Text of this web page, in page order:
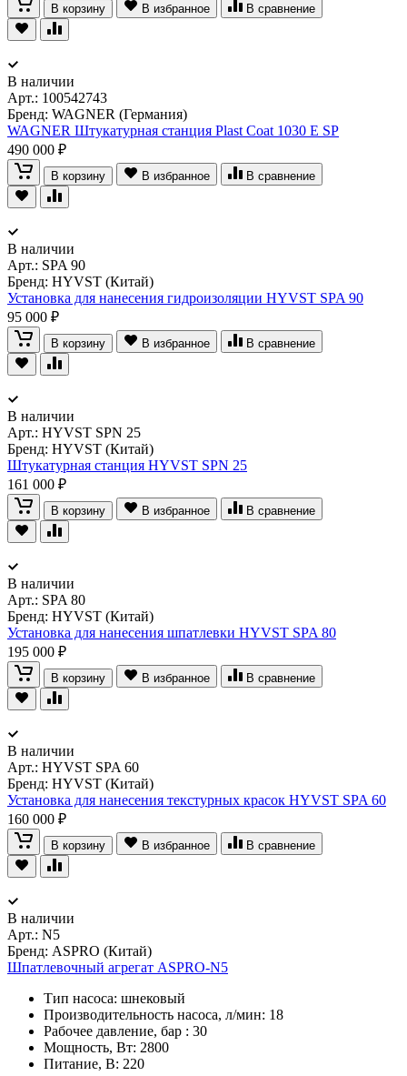
В корзину В избранное В сравнение
В наличии
Арт.: 100542743
Бренд: WAGNER (Германия)
WAGNER Штукатурная станция Plast Coat 1030 E SP
490 000 ₽
В корзину В избранное В сравнение
В наличии
Арт.: SPA 90
Бренд: HYVST (Китай)
Установка для нанесения гидроизоляции HYVST SPA 90
95 000 ₽
В корзину В избранное В сравнение
В наличии
Арт.: HYVST SPN 25
Бренд: HYVST (Китай)
Штукатурная станция HYVST SPN 25
161 000 ₽
В корзину В избранное В сравнение
В наличии
Арт.: SPA 80
Бренд: HYVST (Китай)
Установка для нанесения шпатлевки HYVST SPA 80
195 000 ₽
В корзину В избранное В сравнение
В наличии
Арт.: HYVST SPA 60
Бренд: HYVST (Китай)
Установка для нанесения текстурных красок HYVST SPA 60
160 000 ₽
В корзину В избранное В сравнение
В наличии
Арт.: N5
Бренд: ASPRO (Китай)
Шпатлевочный агрегат ASPRO-N5
Тип насоса: шнековый
Производительность насоса, л/мин: 18
Рабочее давление, бар : 30
Мощность, Вт: 2800
Питание, В: 220